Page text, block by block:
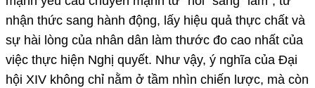
nhận thức sang hành động, lấy hiệu quả thực chất và
sự hài lòng của nhân dân làm thước đo cao nhất của
việc thực hiện Nghị quyết. Như vậy, ý nghĩa của Đại
hội XIV không chỉ nằm ở tầm nhìn chiến lược, mà còn